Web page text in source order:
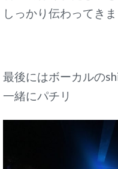
しっかり伝わってき
最後にはボーカルの
一緒にパチリ